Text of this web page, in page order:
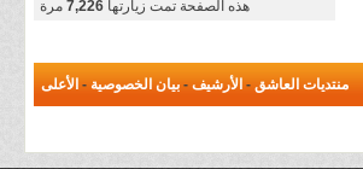
هذه الصفحة تمت زيارتها 7,226 مرة
منتديات العاشق - الأرشيف - بيان الخصوصية - الأعلى